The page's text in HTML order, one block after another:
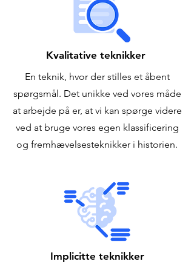
Kvalitative teknikker
En teknik, hvor der stilles et åbent
spørgsmål. Det unikke ved vores måde
at arbejde på er, at vi kan spørge videre
ved at bruge vores egen klassificering
og fremhævelsesteknikker i historien.
Implicitte teknikker